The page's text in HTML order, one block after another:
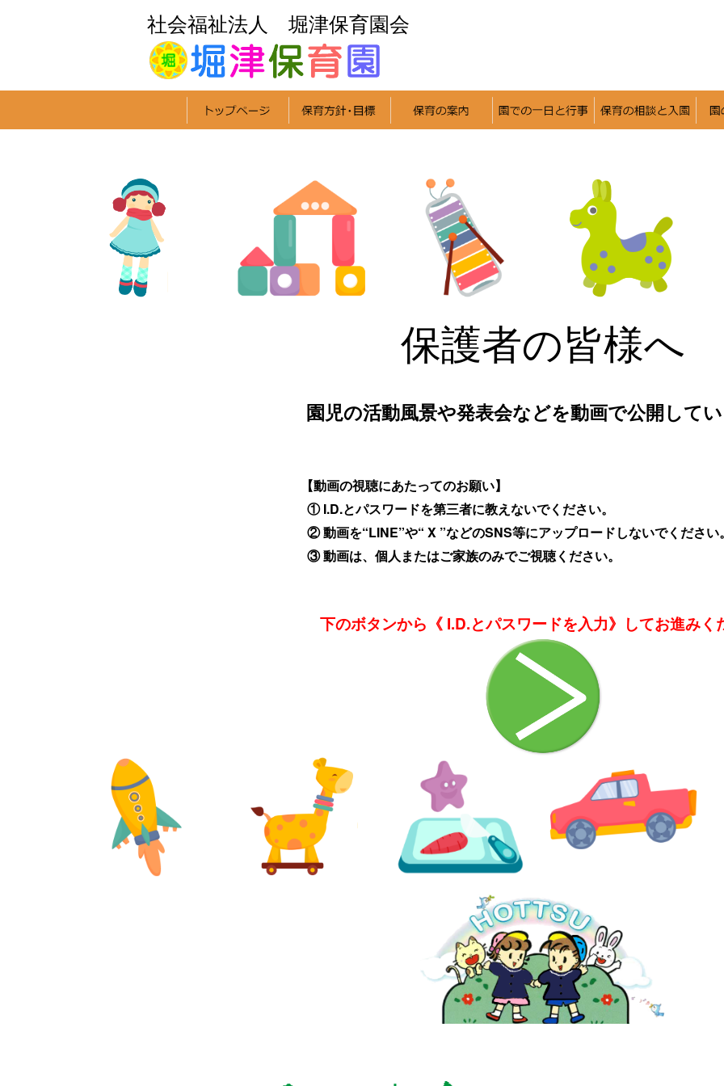
社会福祉法人 堀津保育園会
保護者の皆様へ
園児の活動風景や発表会などを動画で公開してい
【動画の視聴にあたってのお願い】
① I.D.とパスワードを第三者に教えないでください。
② 動画を“LINE”や“ X ”などのSNS等にアップロードしないでください。
③ 動画は、個人またはご家族のみでご視聴ください。
下のボタンから《 I.D.とパスワードを入力》してお進みく